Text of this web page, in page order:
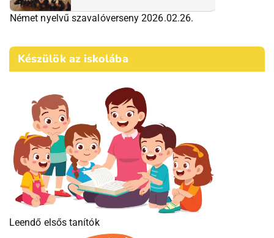
Német nyelvű szavalóverseny 2026.02.26.
Készülök az iskolába
Leendő elsős tanítók